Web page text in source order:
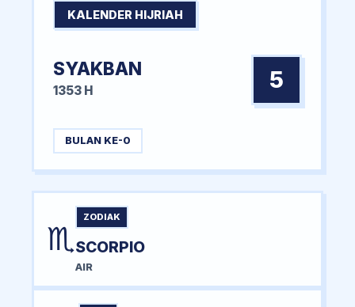
KALENDER HIJRIAH
SYAKBAN
1353 H 5
BULAN KE-0
♏
ZODIAK
SCORPIO
AIR